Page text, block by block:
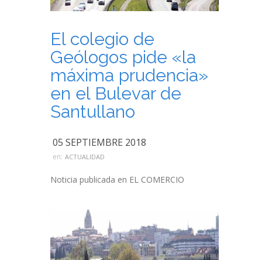
El colegio de
Geólogos pide «la
máxima prudencia»
en el Bulevar de
Santullano
05 SEPTIEMBRE 2018
en: ACTUALIDAD
Noticia publicada en EL COMERCIO